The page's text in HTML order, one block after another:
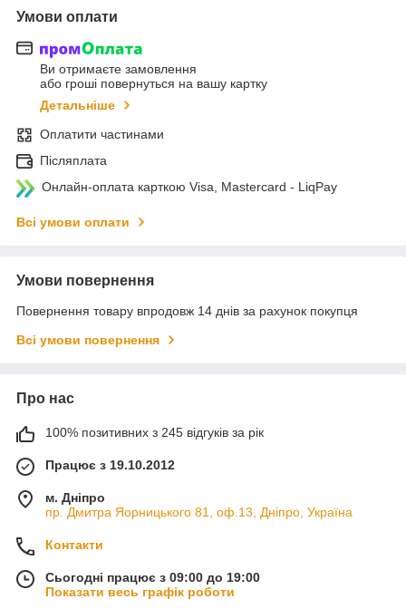
Умови оплати
Ви отримаєте замовлення
або гроші повернуться на вашу картку
Детальніше
Оплатити частинами
Післяплата
Онлайн-оплата карткою Visa, Mastercard - LiqPay
Всі умови оплати
Умови повернення
Повернення товару впродовж 14 днів за рахунок покупця
Всі умови повернення
Про нас
100% позитивних з 245 відгуків за рік
Працює з 19.10.2012
м. Дніпро
пр. Дмитра Яорницького 81, оф.13, Дніпро, Україна
Контакти
Сьогодні працює з 09:00 до 19:00
Показати весь графік роботи